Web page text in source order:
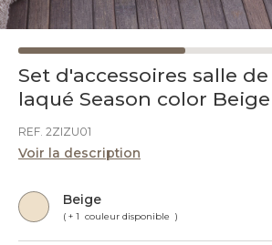
Set d'accessoires salle
laqué Season color Beige
REF. 2ZIZU01
Voir la description
Beige
( + 1 couleur disponible )